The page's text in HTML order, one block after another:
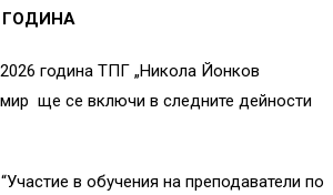
ГОДИНА
година ТПГ „Никола Йонков
ще се включи в следните дейности
в обучения на преподаватели по